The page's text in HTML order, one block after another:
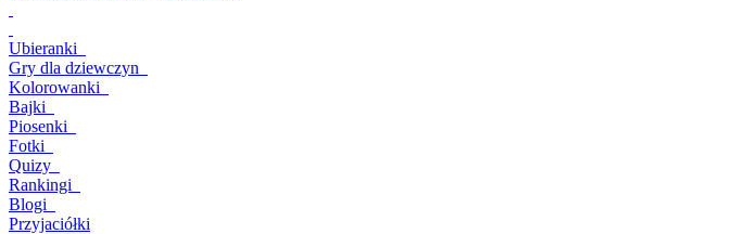
Ubieranki
Gry dla dziewczyn
Kolorowanki
Bajki
Piosenki
Fotki
Quizy
Rankingi
Blogi
Przyjaciółki